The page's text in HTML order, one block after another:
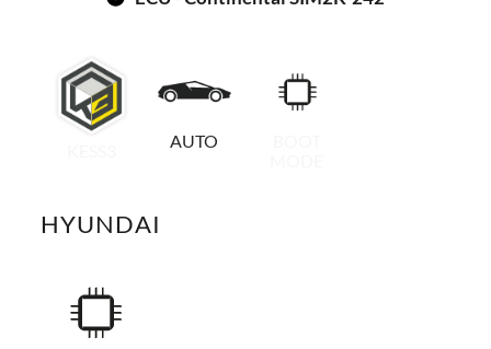
AUTO
HYUNDAI